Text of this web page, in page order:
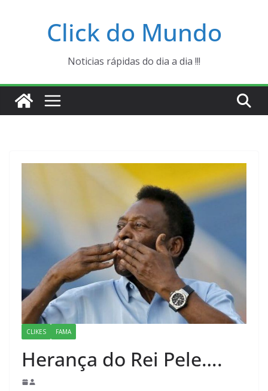
Click do Mundo
Noticias rápidas do dia a dia !!!
CLIKES FAMA
Herança do Rei Pele….